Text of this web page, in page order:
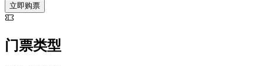
立即购票
门票类型